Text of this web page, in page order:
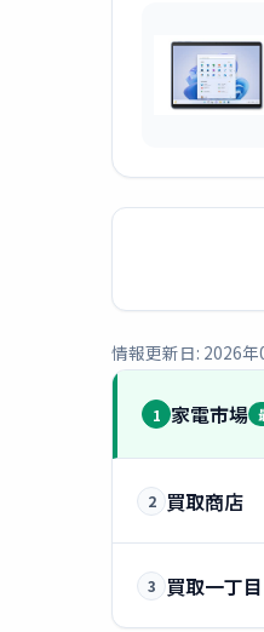
情報更新日: 2026
1 家電市場
2 買取商店
3 買取一丁目